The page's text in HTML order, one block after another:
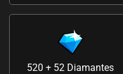
520 + 52 Diamantes